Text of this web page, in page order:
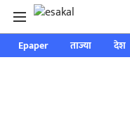
Epaper ताज्या देश